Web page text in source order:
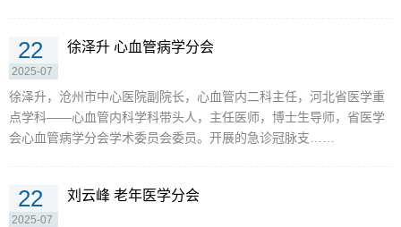
22
2025-07
徐泽升 心血管病学分会
徐泽升，沧州市中心医院副院长，心血管内二科主任，河北省医学重
点学科——心血管内科学科带头人，主任医师，博士生导师，省医学
会心血管病学分会学术委员会委员。开展的急诊冠脉支……
22
2025-07
刘云峰 老年医学分会